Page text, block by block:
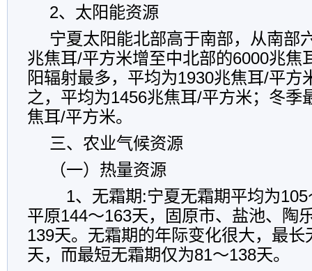
2、太阳能资源
宁夏太阳能北部高于南部，从南部
兆焦耳/平方米增至中北部的6000兆焦
阳辐射最多，平均为1930兆焦耳/平方
之，平均为1456兆焦耳/平方米；冬季
焦耳/平方米。
三、农业气候资源
（一）热量资源
1、无霜期:宁夏无霜期平均为105
平原144～163天，固原市、盐池、陶
139天。无霜期的年际变化很大，最长
天，而最短无霜期仅为81～138天。